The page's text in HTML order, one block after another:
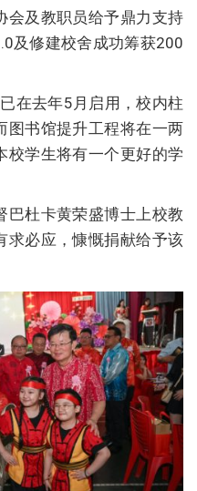
会及教职员给予鼎力支持
及修建校舍成功筹获200
在去年5月启用，校内柱
图书馆提升工程将在一两
校学生将有一个更好的学
巴杜卡黄荣盛博士上校教
求必应，慷慨捐献给予该